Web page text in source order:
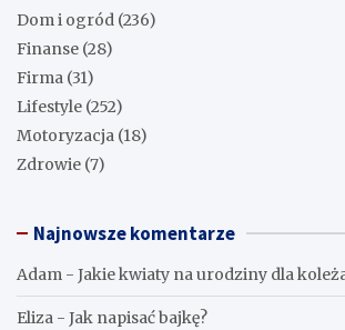
Dom i ogród (236)
Finanse (28)
Firma (31)
Lifestyle (252)
Motoryzacja (18)
Zdrowie (7)
Najnowsze komentarze
Adam - Jakie kwiaty na urodziny dla
Eliza - Jak napisać bajkę?